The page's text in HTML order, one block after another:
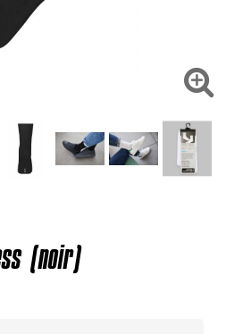
produits pour votre besoin

(noir)